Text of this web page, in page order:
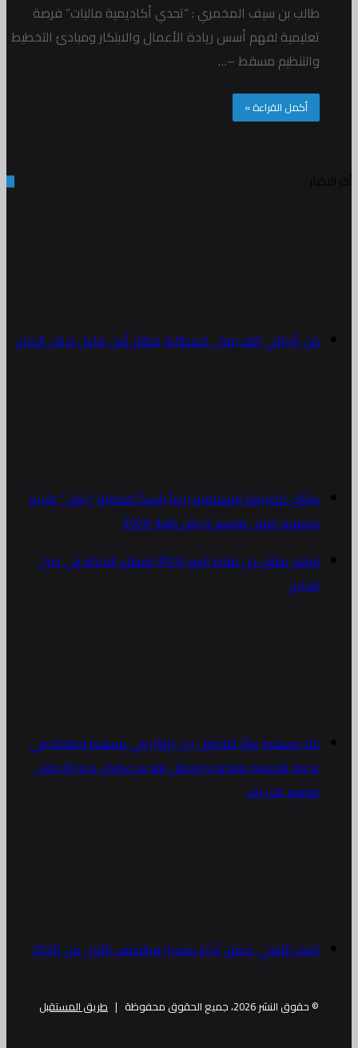
طالب بن سيف المخمري : “تحدي أكاديمية ماليات” فرصة
تعليمية لفهم أسس ريادة الأعمال والابتكار ومبادئ التخطيط
والتنظيم مسقط –…
أكمل القراءة »
أخر الاخبار
من أوراقي القديمة .. للمطالبة بنظام أمن فاعل لدول الخليج
ميثاق للصيرفة الإسلامية راعياً رئيسياً لفعالية “ريفل” بقرية
سمهرم ضمن موسم خريف ظفار 2026
زوهو تطلق حل نقاط البيع (POS) لقطاع التجزئة في دول
الخليج
بنك مسقط يعزّز التواصل بين الزوّار في مسقط وصلالة في
تجربة تفاعلية مبتكرة ويواصل تقديم عروض حصريّة خلال
موسم الخريف
البنك الأهلي يحقق أداءً متميزا فيالنصف الأول من 2026
© حقوق النشر 2026، جميع الحقوق محفوظة | طريق المستقبل